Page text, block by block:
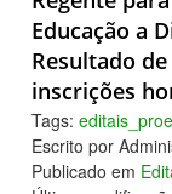
Educação a
Resultado
inscrições
Tags:
Escrito por
Publicado em